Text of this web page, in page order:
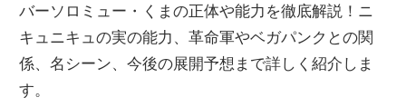
バーソロミュー・くまの正体や能力を徹底解説！ニ
キュニキュの実の能力、革命軍やベガパンクとの関
係、名シーン、今後の展開予想まで詳しく紹介しま
す。